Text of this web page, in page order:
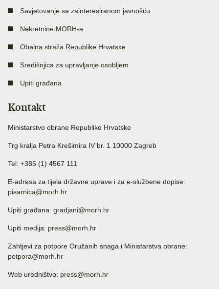
Savjetovanje sa zainteresiranom javnošću
Nekretnine MORH-a
Obalna straža Republike Hrvatske
Središnjica za upravljanje osobljem
Upiti građana
Kontakt
Ministarstvo obrane Republike Hrvatske
Trg kralja Petra Krešimira IV br. 1 10000 Zagreb
Tel: +385 (1) 4567 111
E-adresa za tijela državne uprave i za e-službene dopise:
pisarnica@morh.hr
Upiti građana: gradjani@morh.hr
Upiti medija: press@morh.hr
Zahtjevi za potpore Oružanih snaga i Ministarstva obrane:
potpora@morh.hr
Web uredništvo: press@morh.hr